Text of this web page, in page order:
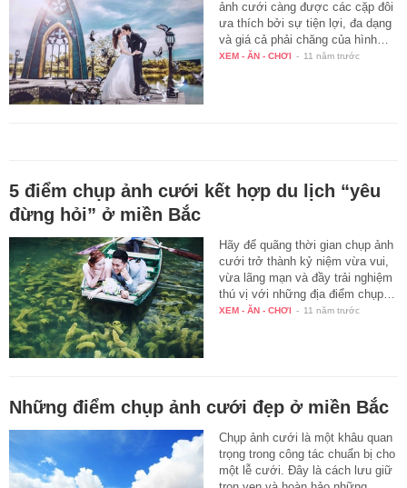
ảnh cưới càng được các cặp đôi
ưa thích bởi sự tiện lợi, đa dạng
và giá cả phải chăng của hình…
XEM - ĂN - CHƠI - 11 năm trước
5 điểm chụp ảnh cưới kết hợp du lịch “yêu
đừng hỏi” ở miền Bắc
Hãy để quãng thời gian chụp ảnh
cưới trở thành kỷ niệm vừa vui,
vừa lãng mạn và đầy trải nghiệm
thú vị với những địa điểm chụp…
XEM - ĂN - CHƠI - 11 năm trước
Những điểm chụp ảnh cưới đẹp ở miền Bắc
Chụp ảnh cưới là một khâu quan
trọng trong công tác chuẩn bị cho
một lễ cưới. Đây là cách lưu giữ